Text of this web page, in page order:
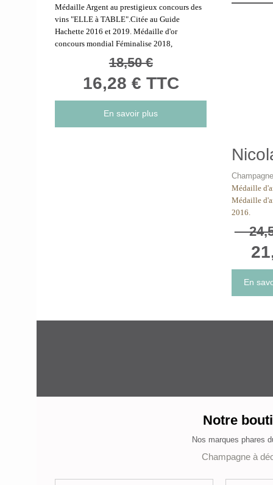
Médaille Argent au prestigieux concours des
vins "ELLE à TABLE". Citée au Guide
Hachette 2016 et 2019. Médaille d'or
concours mondial Féminalise 2018,
18,50 €
16,28 € TTC
En savoir plus
Médaille
Médaille
2016.
En
Notre
Nos marques phares
Champagne à